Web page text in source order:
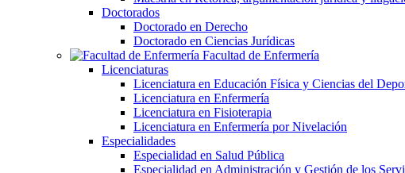
Doctorados
Doctorado en Derecho
Doctorado en Ciencias Jurídicas
Facultad de Enfermería
Licenciaturas
Licenciatura en Educación Física y Ciencias del
Licenciatura en Enfermería
Licenciatura en Fisioterapia
Licenciatura en Enfermería por Nivelación
Especialidades
Especialidad en Salud Pública
Especialidad en Administración y Gestión de los